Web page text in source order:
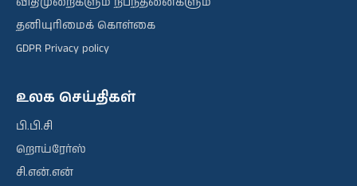
தனியுரிமைக் கொள்கை
GDPR Privacy policy
உலக செய்திகள்
பி.பி.சி
றொய்ரேர்ஸ்
சி.என்.என்